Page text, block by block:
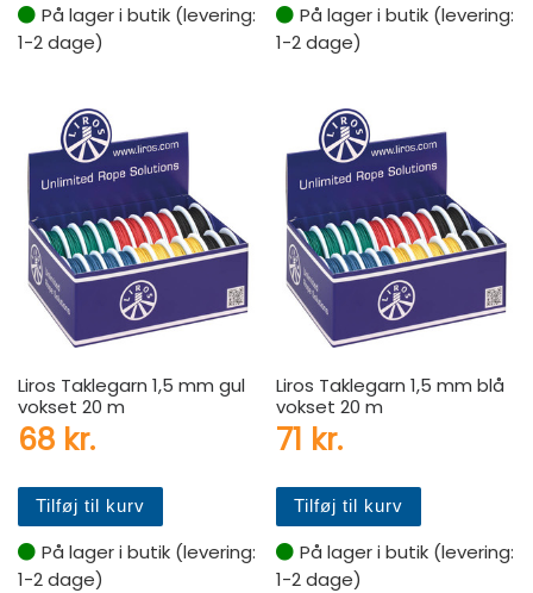
På lager i butik (levering:
1-2 dage)
På lager i butik (levering:
1-2 dage)
Liros Taklegarn 1,5 mm gul
vokset 20 m
68 kr.
Tilføj til kurv
På lager i butik (levering:
1-2 dage)
Liros Taklegarn 1,5 mm blå
vokset 20 m
71 kr.
Tilføj til kurv
På lager i butik (levering:
1-2 dage)